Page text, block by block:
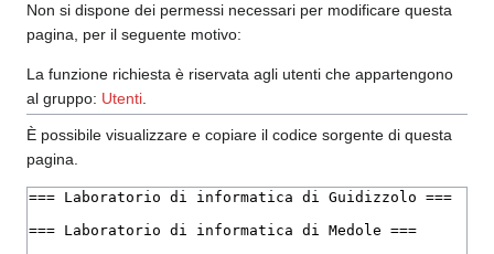
Non si dispone dei permessi necessari per modificare questa
pagina, per il seguente motivo:
La funzione richiesta è riservata agli utenti che appartengono
al gruppo: Utenti
È possibile visualizzare e copiare il codice sorgente di questa
pagina.